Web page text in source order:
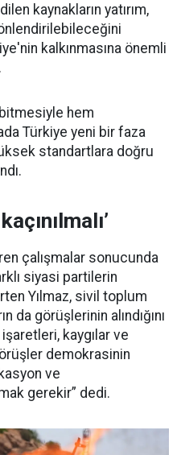
kaynakların yatırım,
kalkınmasına önemli
hem
Türkiye yeni bir faza
standartlara doğru
çalışmalar sonucunda
siyasi partilerin
Yılmaz, sivil toplum
da görüşlerinin alındığını
kaygılar ve
demokrasinin
ve
gerekir” dedi.